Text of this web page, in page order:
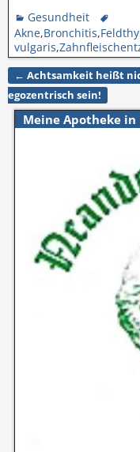
Gesundheit
Akne,Bronchitis,
vulgaris,
Artikelnavigation
← Achtsamkeit heißt
egozentrisch sein!
Meine Apotheke in